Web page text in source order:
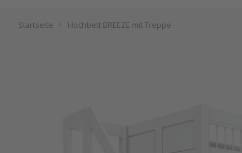
Startseite Hochbett BREEZE mit Treppe